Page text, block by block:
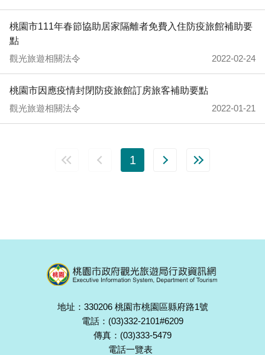
桃園市111年春節協助居家隔離者免費入住防疫旅館補助要
點
觀光旅遊相關法令
2022-02-24
桃園市因應疫情封閉防疫旅館訂房旅客補助要點
觀光旅遊相關法令
2022-01-21
1
地址：330206 桃園市桃園區縣府路1號
電話：(03)332-2101#6209
傳真：(03)333-5479
電話一覽表